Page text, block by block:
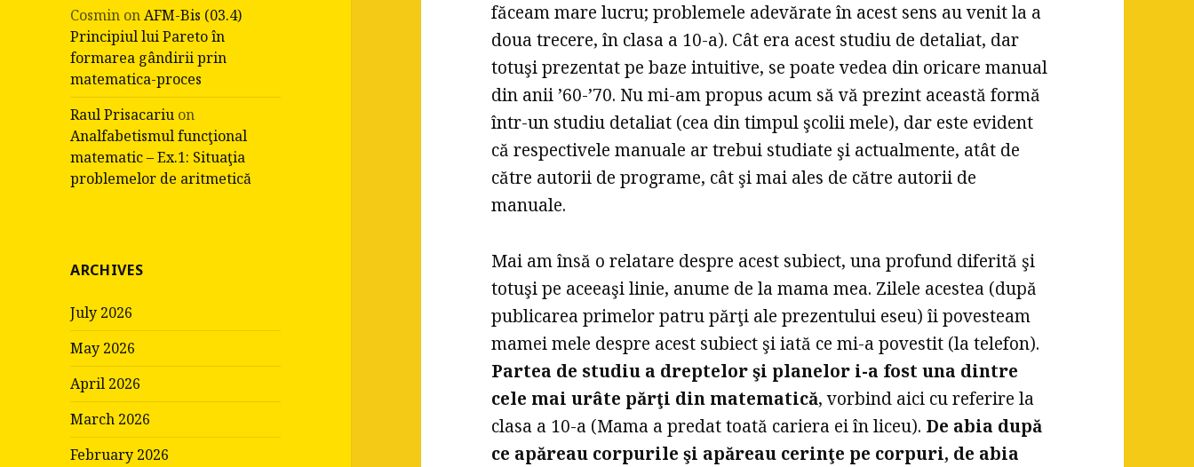
Cosmin onAFM-Bis (03.4)
Principiul lui Pareto în
formarea gândirii prin
matematica-proces
Raul Prisacariu on
Analfabetismul funcţional
matematic – Ex.1: Situaţia
problemelor de aritmetică
ARCHIVES
July 2026
May 2026
April 2026
March 2026
February 2026
făceam mare lucru; problemele adevărate în acest sens au venit la a
doua trecere, în clasa a 10-a). Cât era acest studiu de detaliat, dar
totuşi prezentat pe baze intuitive, se poate vedea din oricare manual
din anii ’60-’70. Nu mi-am propus acum să vă prezint această formă
într-un studiu detaliat (cea din timpul şcolii mele), dar este evident
că respectivele manuale ar trebui studiate şi actualmente, atât de
către autorii de programe, cât şi mai ales de către autorii de
manuale.
Mai am însă o relatare despre acest subiect, una profund diferită şi
totuşi pe aceeaşi linie, anume de la mama mea. Zilele acestea (după
publicarea primelor patru părţi ale prezentului eseu) îi povesteam
mamei mele despre acest subiect şi iată ce mi-a povestit (la telefon).
Partea de studiu a dreptelor şi planelor i-a fost una dintre
cele mai urâte părţi din matematică, vorbind aici cu referire la
clasa a 10-a (Mama a predat toată cariera ei în liceu). De abia după
ce apăreau corpurile şi apăreau cerinţe pe corpuri, de abia